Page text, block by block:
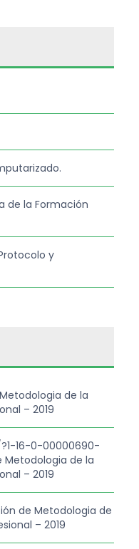
de la Formación
y
de la
– 2019
16-0-00000690-
Metodologia de la
– 2019
de Metodologia de
– 2019